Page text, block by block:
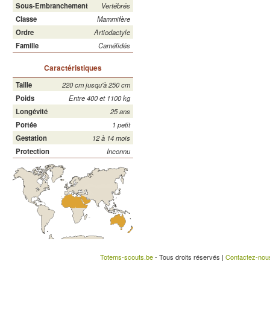
Sous-Embranchement
Vertébrés
Classe
Mammifère
Ordre
Artiodactyle
Famille
Camélidés
Caractéristiques
Taille
220 cm jusqu'à 250 cm
Poids
Entre 400 et 1100 kg
Longévité
25 ans
Portée
1 petit
Gestation
12 à 14 mois
Protection
Inconnu
Totems-scouts.be- Tous droits réservés | Contactez-